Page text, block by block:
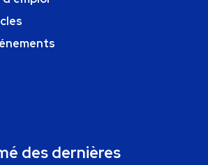
des dernières